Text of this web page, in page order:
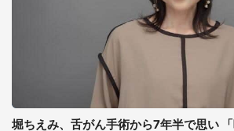
堀ちえみ、舌がん手術から7年半で思い